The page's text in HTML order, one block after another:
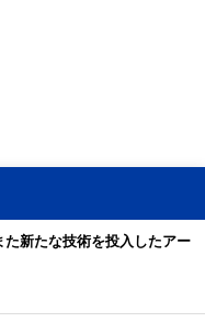
た新たな技術を投入したアー